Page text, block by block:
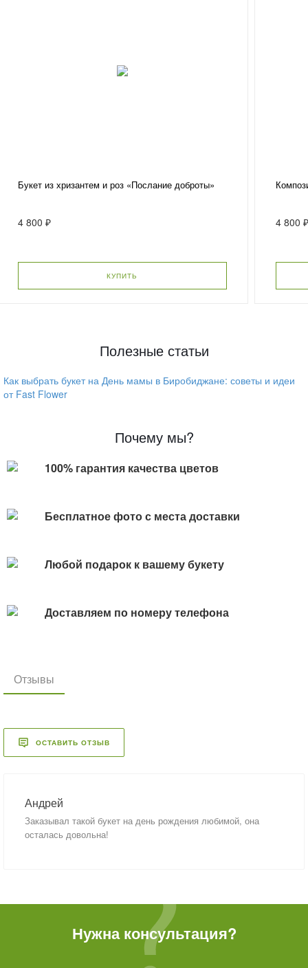
Букет из хризантем и роз «Послание доброты»
4 800 ₽
КУПИТЬ
4 800
Полезные статьи
Как выбрать букет на День мамы в Биробиджане: советы и идеи
от Fast Flower
Почему мы?
100% гарантия качества цветов
Бесплатное фото с места доставки
Любой подарок к вашему букету
Доставляем по номеру телефона
Отзывы
ОСТАВИТЬ ОТЗЫВ
Андрей
Заказывал такой букет на день рождения любимой, она
осталась довольна!
Нужна консультация?